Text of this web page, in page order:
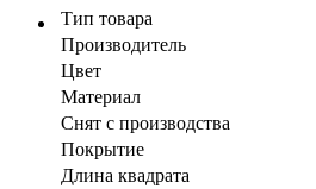
Тип товара
Производитель
Цвет
Материал
Cнят с производства
Покрытие
Длина квадрата